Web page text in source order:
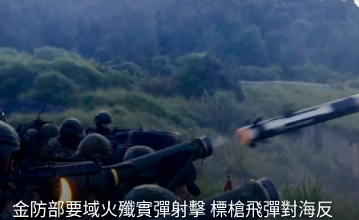
金防部要域火殲實彈射擊 標槍飛彈對海反